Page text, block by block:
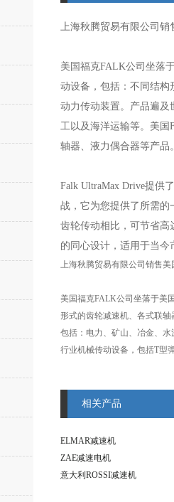
上海秋腾贸易有限公司销
美国福克FALK公司坐落
动设备，包括：不同结构
动力传动装置。产品遍及
工以及海洋运输等。美国
轴器、液力偶合器等产品
Falk UltraMax Drive提供
战，它为您提供了所需的
齿轮传动相比，可节省高
的同心设计，适用于当今
上海秋腾贸易有限公司销售美
美国福克FALK公司坐落于美
形式的齿轮减速机、各式联
包括：电力、矿山、冶金、
行业机械传动设备，包括T型
相关产品
ELMAR减速机
ZAE减速电机
意大利ROSSI减速机